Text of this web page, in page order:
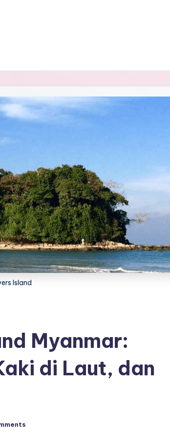
Island
Myanmar:
di Laut, dan